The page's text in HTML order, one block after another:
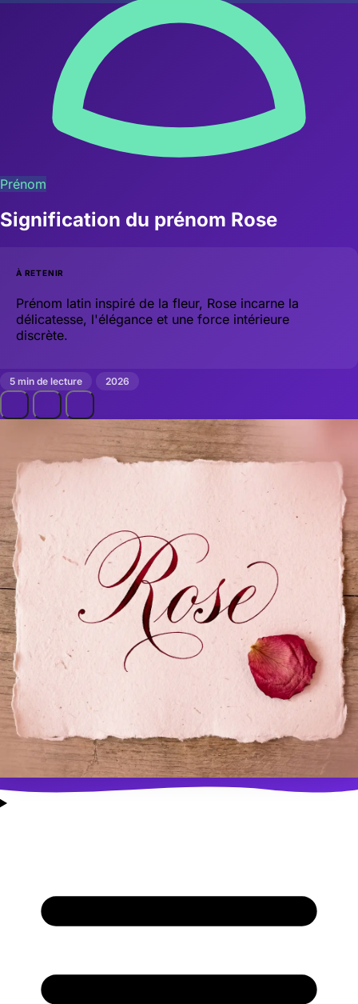
Prénom
Signification du prénom Rose
À RETENIR
Prénom latin inspiré de la fleur, Rose incarne la
délicatesse, l'élégance et une force intérieure
discrète.
5 min de lecture 2026